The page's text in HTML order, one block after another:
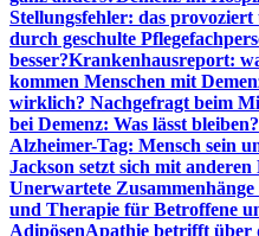
Stellungsfehler: das
durch geschulte
besser?Krankenhausreport:
kommen Menschen mit
wirklich? Nachgefragt beim
bei Demenz: Was lässt bleiben?
Alzheimer-Tag: Mensch sein
Jackson setzt sich mit
Unerwartete
und Therapie für Betroffene
AdipösenApathie betrifft über